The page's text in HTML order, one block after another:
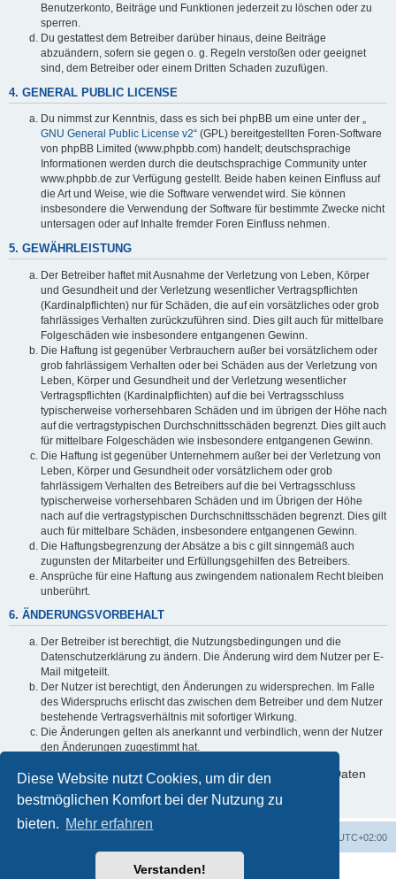
Diese Website nutzt Cookies, um dir den
bestmöglichen Komfort bei der Nutzung zu
bieten. Mehr erfahren
Verstanden!
Benutzerkonto, Beiträge und Funktionen jederzeit zu löschen oder zu
sperren.
Du gestattest dem Betreiber darüber hinaus, deine Beiträge
abzuändern, sofern sie gegen o. g. Regeln verstoßen oder geeignet
sind, dem Betreiber oder einem Dritten Schaden zuzufügen.
4. GENERAL PUBLIC LICENSE
Du nimmst zur Kenntnis, dass es sich bei phpBB um eine unter der „
GNU General Public License v2“ (GPL) bereitgestellten Foren-Software
von phpBB Limited (www.phpbb.com) handelt; deutschsprachige
Informationen werden durch die deutschsprachige Community unter
www.phpbb.de zur Verfügung gestellt. Beide haben keinen Einfluss auf
die Art und Weise, wie die Software verwendet wird. Sie können
insbesondere die Verwendung der Software für bestimmte Zwecke nicht
untersagen oder auf Inhalte fremder Foren Einfluss nehmen.
5. GEWÄHRLEISTUNG
Der Betreiber haftet mit Ausnahme der Verletzung von Leben, Körper
und Gesundheit und der Verletzung wesentlicher Vertragspflichten
(Kardinalpflichten) nur für Schäden, die auf ein vorsätzliches oder grob
fahrlässiges Verhalten zurückzuführen sind. Dies gilt auch für mittelbare
Folgeschäden wie insbesondere entgangenen Gewinn.
Die Haftung ist gegenüber Verbrauchern außer bei vorsätzlichem oder
grob fahrlässigem Verhalten oder bei Schäden aus der Verletzung von
Leben, Körper und Gesundheit und der Verletzung wesentlicher
Vertragspflichten (Kardinalpflichten) auf die bei Vertragsschluss
typischerweise vorhersehbaren Schäden und im übrigen der Höhe nach
auf die vertragstypischen Durchschnittsschäden begrenzt. Dies gilt auch
für mittelbare Folgeschäden wie insbesondere entgangenen Gewinn.
Die Haftung ist gegenüber Unternehmern außer bei der Verletzung von
Leben, Körper und Gesundheit oder vorsätzlichem oder grob
fahrlässigem Verhalten des Betreibers auf die bei Vertragsschluss
typischerweise vorhersehbaren Schäden und im Übrigen der Höhe
nach auf die vertragstypischen Durchschnittsschäden begrenzt. Dies gilt
auch für mittelbare Schäden, insbesondere entgangenen Gewinn.
Die Haftungsbegrenzung der Absätze a bis c gilt sinngemäß auch
zugunsten der Mitarbeiter und Erfüllungsgehilfen des Betreibers.
Ansprüche für eine Haftung aus zwingendem nationalem Recht bleiben
unberührt.
6. ÄNDERUNGSVORBEHALT
Der Betreiber ist berechtigt, die Nutzungsbedingungen und die
Datenschutzerklärung zu ändern. Die Änderung wird dem Nutzer per E-
Mail mitgeteilt.
Der Nutzer ist berechtigt, den Änderungen zu widersprechen. Im Falle
des Widerspruchs erlischt das zwischen dem Betreiber und dem Nutzer
bestehende Vertragsverhältnis mit sofortiger Wirkung.
Die Änderungen gelten als anerkannt und verbindlich, wenn der Nutzer
den Änderungen zugestimmt hat.
Informationen über den Umgang mit deinen persönlichen Daten
sind in der Datenschutzerklärung enthalten.
UTC+02:00
Powered byphpBB® Forum Software © phpBB Limited